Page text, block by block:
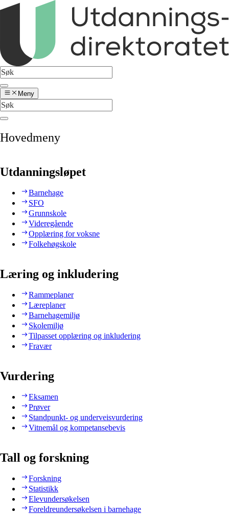
Meny
Hovedmeny
Utdanningsløpet
Barnehage
SFO
Grunnskole
Videregående
Opplæring for voksne
Folkehøgskole
Læring og inkludering
Rammeplaner
Læreplaner
Barnehagemiljø
Skolemiljø
Tilpasset opplæring og inkludering
Fravær
Vurdering
Eksamen
Prøver
Standpunkt- og underveisvurdering
Vitnemål og kompetansebevis
Tall og forskning
Forskning
Statistikk
Elevundersøkelsen
Foreldreundersøkelsen i barnehage